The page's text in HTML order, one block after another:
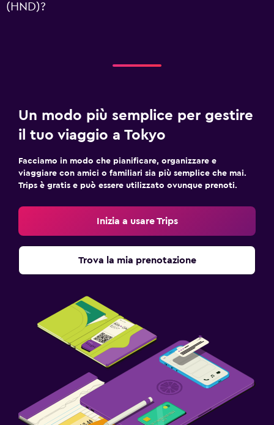
(HND)?
Un modo più semplice per gestire
il tuo viaggio a Tokyo
Facciamo in modo che pianificare, organizzare e
viaggiare con amici o familiari sia più semplice che mai.
Trips è gratis e può essere utilizzato ovunque prenoti.
Inizia a usare Trips
Trova la mia prenotazione